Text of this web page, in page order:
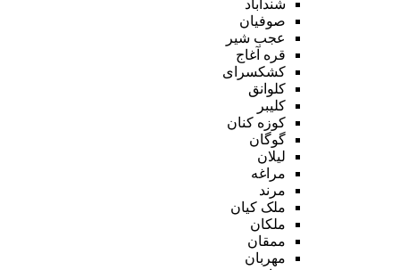
شندآباد
صوفیان
عجب شیر
قره آغاج
کشکسرای
کلوانق
کلیبر
کوزه کنان
گوگان
لیلان
مراغه
مرند
ملک کیان
ملکان
ممقان
مهربان